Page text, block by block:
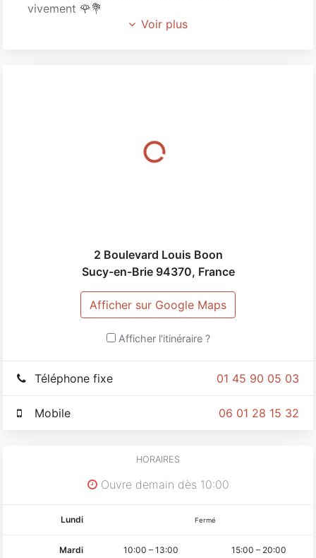
vivement 🌹💐
vitrines thématiques qui donnent envie de
Pour ajouter votre commentaire ou en voir
plus, installez l'application LaCarte !
LaCarte sur
Play Store
Voir plus
2 Boulevard Louis Boon
Sucy-en-Brie 94370, France
Afficher sur Google Maps
Afficher l'itinéraire ?
01 45 90 05 03
Téléphone fixe
06 01 28 15 32
Mobile
HORAIRES
Ouvre demain dès 10:00
Lundi Fermé
Mardi 10:00 –13:00 15:00 – 20:00